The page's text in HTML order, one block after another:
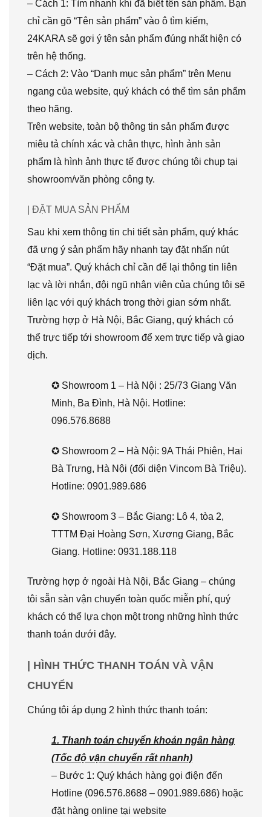
– Cách 1: Tìm nhanh khi đã biết tên sản phẩm. Bạn
chỉ cần gõ “Tên sản phẩm” vào ô tìm kiếm,
24KARA sẽ gợi ý tên sản phẩm đúng nhất hiện có
trên hệ thống.
– Cách 2: Vào “Danh mục sản phẩm” trên Menu
ngang của website, quý khách có thể tìm sản phẩm
theo hãng.
Trên website, toàn bộ thông tin sản phẩm được
miêu tả chính xác và chân thực, hình ảnh sản
phẩm là hình ảnh thực tế được chúng tôi chụp tại
showroom/văn phòng công ty.
| ĐẶT MUA SẢN PHẨM
Sau khi xem thông tin chi tiết sản phẩm, quý khác
đã ưng ý sản phẩm hãy nhanh tay đặt nhấn nút
“Đặt mua”. Quý khách chỉ cần để lại thông tin liên
lạc và lời nhắn, đội ngũ nhân viên của chúng tôi sẽ
liên lạc với quý khách trong thời gian sớm nhất.
Trường hợp ở Hà Nội, Bắc Giang, quý khách có
thể trực tiếp tới showroom để xem trực tiếp và giao
dịch.
✪ Showroom 1 – Hà Nội : 25/73 Giang Văn
Minh, Ba Đình, Hà Nội. Hotline:
096.576.8688
✪ Showroom 2 – Hà Nội: 9A Thái Phiên, Hai
Bà Trưng, Hà Nội (đối diện Vincom Bà Triệu).
Hotline: 0901.989.686
✪ Showroom 3 – Bắc Giang: Lô 4, tòa 2,
TTTM Đại Hoàng Sơn, Xương Giang, Bắc
Giang. Hotline: 0931.188.118
Trường hợp ở ngoài Hà Nội, Bắc Giang – chúng
tôi sẵn sàn vận chuyển toàn quốc miễn phí, quý
khách có thể lựa chọn một trong những hình thức
thanh toán dưới đây.
| HÌNH THỨC THANH TOÁN VÀ VẬN
CHUYỂN
Chúng tôi áp dụng 2 hình thức thanh toán:
1. Thanh toán chuyển khoản ngân hàng
(Tốc độ vận chuyển rất nhanh)
– Bước 1: Quý khách hàng gọi điện đến
Hotline (096.576.8688 – 0901.989.686) hoặc
đặt hàng online tại website